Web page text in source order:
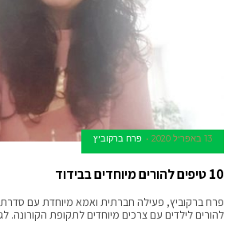
13 באפריל 2020 פרח ברקוביץ
10 טיפים להורים מיוחדים בבידוד
פרח ברקוביץ, פעילה חברתית ואמא מיוחדת עם סדרת
להורים לילדים עם צרכים מיוחדים לתקופת הקורונה.